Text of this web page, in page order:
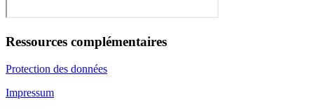
Ressources complémentaires
Protection des données
Impressum